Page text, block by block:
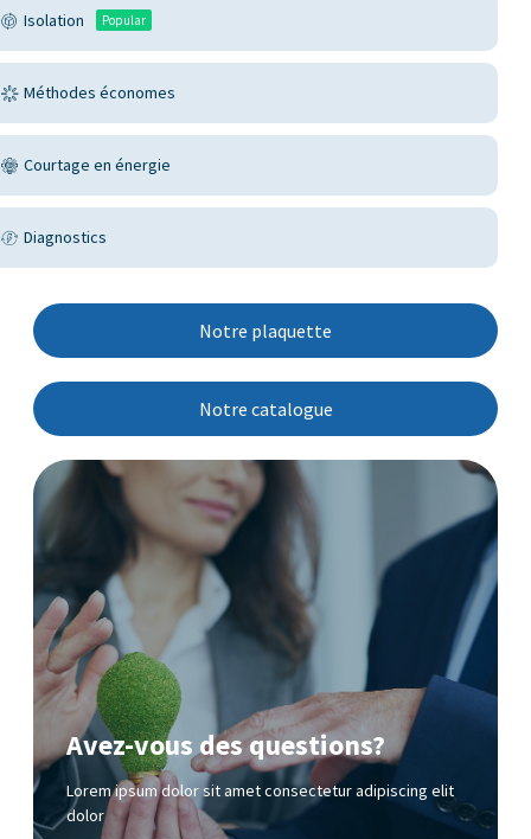
Isolation Popular
Méthodes économes
Courtage en énergie
Diagnostics
Notre plaquette
Notre catalogue
Avez-vous des questions?
Lorem ipsum dolor sit amet consectetur adipiscing elit
dolor